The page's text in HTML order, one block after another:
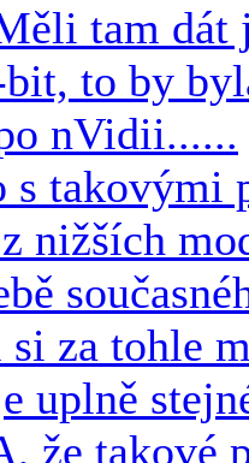
tam dát
to by
nVidii......
takovými
nižších
za tohle
uplně
že takové